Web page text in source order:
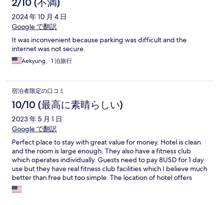
2/10 (不満)
2024 年 10 月 4 日
Google で翻訳
It was inconvenient because parking was difficult and the
internet was not secure.
Aekyung、1 泊旅行
宿泊者限定の口コミ
10/10 (最高に素晴らしい)
2023 年 5 月 1 日
Google で翻訳
Perfect place to stay with great value for money. Hotel is clean
and the room is large enough. They also have a fitness club
which operates individually. Guests need to pay 8USD for 1 day
use but they have real fitness club facilities which I believe much
better than free but too simple. The location of hotel offers
multiple dinning options and massage places